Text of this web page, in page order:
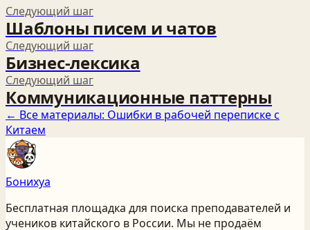
Следующий шаг
Шаблоны писем и чатов
Следующий шаг
Бизнес‑лексика
Следующий шаг
Коммуникационные паттерны
← Все материалы: Ошибки в рабочей переписке с
Китаем
Бонихуа
Бесплатная площадка для поиска преподавателей и
учеников китайского в России. Мы не продаём